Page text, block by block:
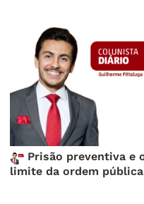
Prisão preventiva e
limite da ordem pública